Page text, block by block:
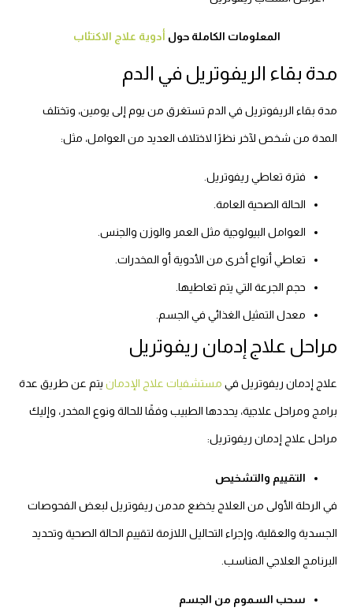
المعلومات الكاملة حول أدوية علاج الاكتئاب
مدة بقاء الريفوتريل في الدم
مدة بقاء الريفوتريل في الدم تستغرق من يوم إلى يومين، وتختلف
المدة من شخص لآخر نظرًا لاختلاف العديد من العوامل، مثل:
فترة تعاطي ريفوتريل.
الحالة الصحية العامة.
العوامل البيولوجية مثل العمر والوزن والجنس.
تعاطي أنواع أخرى من الأدوية أو المخدرات.
حجم الجرعة التي يتم تعاطيها.
معدل التمثيل الغذائي في الجسم.
مراحل علاج إدمان ريفوتريل
علاج إدمان ريفوتريل في مستشفيات علاج الإدمان يتم عن طريق عدة
برامج ومراحل علاجية، يحددها الطبيب وفقًا للحالة ونوع المخدر، وإليك
مراحل علاج إدمان ريفوتريل:
التقييم والتشخيص
في الرحلة الأولى من العلاج يخضع مدمن ريفوتريل لبعض الفحوصات
الجسدية والعقلية، وإجراء التحاليل اللازمة لتقييم الحالة الصحية وتحديد
البرنامج العلاجي المناسب.
سحب السموم من الجسم